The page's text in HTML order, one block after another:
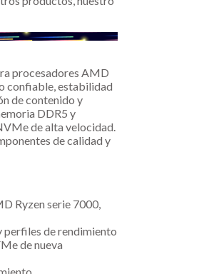
procesadores AMD
confiable, estabilidad
de contenido y
DDR5 y
de alta velocidad.
de calidad y
Ryzen serie 7000,
perfiles de rendimiento
de nueva